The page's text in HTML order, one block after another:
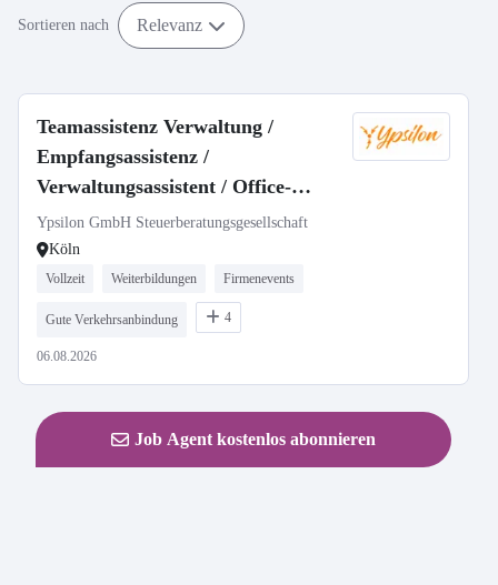
Sortieren nach Relevanz
Teamassistenz Verwaltung /
Empfangsassistenz /
Verwaltungsassistent / Office-
Manager (m/w/d)
Ypsilon GmbH Steuerberatungsgesellschaft
Köln
Vollzeit Weiterbildungen Firmenevents
Gute Verkehrsanbindung 4
06.08.2026
Job Agent kostenlos abonnieren